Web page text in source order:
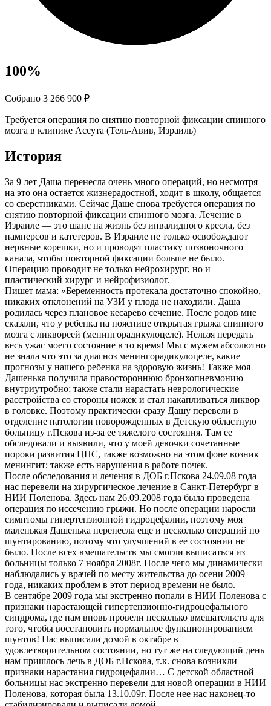
100%
Собрано 3 266 900 ₽
Требуется операция по снятию повторной фиксации спинного
мозга в клинике Ассута (Тель-Авив, Израиль)
История
За 9 лет Даша перенесла очень много операций, но несмотря
на это она остается жизнерадостной, ходит в школу, общается
со сверстниками. Сейчас Даше снова требуется операция по
снятию повторной фиксации спинного мозга. Лечение в
Израиле — это шанс на жизнь без инвалидного кресла, без
памперсов и катетеров. В Израиле не только освобождают
нервные корешки, но и проводят пластику позвоночного
канала, чтобы повторной фиксации больше не было.
Операцию проводит не только нейрохирург, но и
пластический хирург и нейрофизиолог.
Пишет мама: «Беременность протекала достаточно спокойно,
никаких отклонений на УЗИ у плода не находили. Даша
родилась через плановое кесарево сечение. После родов мне
сказали, что у ребенка на пояснице открытая грыжа спинного
мозга с ликвореей (менингорадикулоцеле). Нельзя передать
весь ужас моего состояние в то время! Мы с мужем абсолютно
не знала что это за диагноз менингорадикулоцеле, какие
прогнозы у нашего ребенка на здоровую жизнь! Также моя
Дашенька получила правостороннюю бронхопневмонию
внутриутробно; также стали нарастать неврологические
расстройства со стороны ножек и стал накапливаться ликвор
в головке. Поэтому практически сразу Дашу перевели в
отделение патологии новорожденных в Детскую областную
больницу г.Пскова из-за ее тяжелого состояния. Там ее
обследовали и выявили, что у моей девочки сочетанные
пороки развития ЦНС, также возможно на этом фоне возник
менингит; также есть нарушения в работе почек.
После обследования и лечения в ДОБ г.Пскова 24.09.08 года
нас перевели на хирургическое лечение в Санкт-Петербург в
НИИ Поленова. Здесь нам 26.09.2008 года была проведена
операция по иссечению грыжи. Но после операции наросли
симптомы гипертензионной гидроцефалии, поэтому моя
маленькая Дашенька перенесла еще и несколько операций по
шунтированию, потому что улучшений в ее состоянии не
было. После всех вмешательств мы смогли выписаться из
больницы только 7 ноября 2008г. После чего мы динамически
наблюдались у врачей по месту жительства до осени 2009
года, никаких проблем в этот период времени не было.
В сентябре 2009 года мы экстренно попали в НИИ Поленова с
признаки нарастающей гипертензионно-гидроцефального
синдрома, где нам вновь провели несколько вмешательств для
того, чтобы восстановить нормальное функционированием
шунтов! Нас выписали домой в октябре в
удовлетворительном состоянии, но тут же на следующий день
нам пришлось лечь в ДОБ г.Пскова, т.к. снова возникли
признаки нарастания гидроцефалии… С детской областной
больницы нас экстренно перевели для новой операции в НИИ
Поленова, которая была 13.10.09г. После нее нас наконец-то